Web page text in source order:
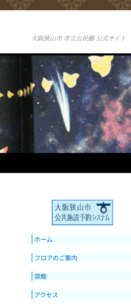
大阪狭山市 市立公民館 公式サイト
ホーム
フロアのご案内
貸館
アクセス